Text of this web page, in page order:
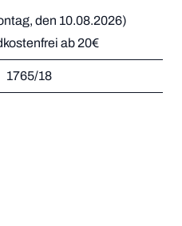
den 10.08.2026)
ab 20€
1765/18